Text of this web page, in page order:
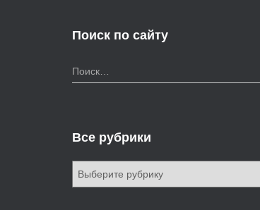
Поиск по сайту
Н
а
:
Поиск…
Все рубрики